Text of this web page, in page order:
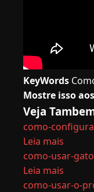
KeyWords
Mostre isso
Veja
como-
Leia mais
como-usar-
Leia mais
como-usar-o-